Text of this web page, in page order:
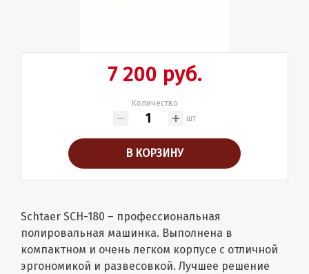
7 200 руб.
Количество
шт
В КОРЗИНУ
Schtaer SCH-180 – профессиональная
полировальная машинка. Выполнена в
компактном и очень легком корпусе с отличной
эргономикой и развесовкой. Лучшее решение